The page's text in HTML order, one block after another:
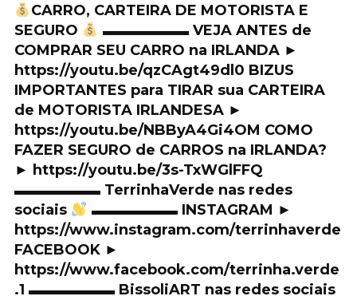
CARRO, CARTEIRA DE MOTORISTA E
SEGURO
▬▬▬▬▬▬ VEJA ANTES de
COMPRAR SEU CARRO na IRLANDA ►
https://youtu.be/qzCAgt49dl0 BIZUS
IMPORTANTES para TIRAR sua CARTEIRA
de MOTORISTA IRLANDESA ►
https://youtu.be/NBByA4Gi4OM COMO
FAZER SEGURO de CARROS na IRLANDA?
► https://youtu.be/3s-TxWGlFFQ
▬▬▬▬▬▬ TerrinhaVerde nas redes
sociais
▬▬▬▬▬▬ INSTAGRAM ►
https://www.instagram.com/terrinhaverde
FACEBOOK ►
https://www.facebook.com/terrinha.verde
.1 ▬▬▬▬▬▬ BissoliART nas redes sociais